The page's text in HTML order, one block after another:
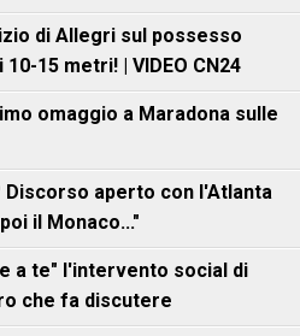
di Allegri sul possesso
15 metri! | VIDEO CN24
omaggio a Maradona sulle
Discorso aperto con l'Atlanta
il Monaco..."
a te" l'intervento social di
che fa discutere